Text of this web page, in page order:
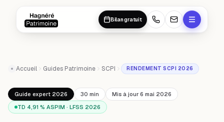
Bilan gratuit
Accueil Guides Patrimoine SCPI RENDEMENT SCPI 2026
Guide expert 2026 30 min
Mis à jour 6 mai 2026
TD 4,91 % ASPIM · LFSS 2026